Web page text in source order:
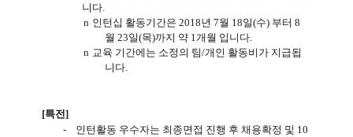
니다.
n 인턴십 활동기간은2018년7월 18일(수) 부터8
월 23일(목)까지 약 1개월 입니다.
n 교육 기간에는 소정의 팀/개인 활동비가 지급됩
니다.
[특전]
-
인턴활동 우수자는 최종면접 진행 후 채용확정 및 10